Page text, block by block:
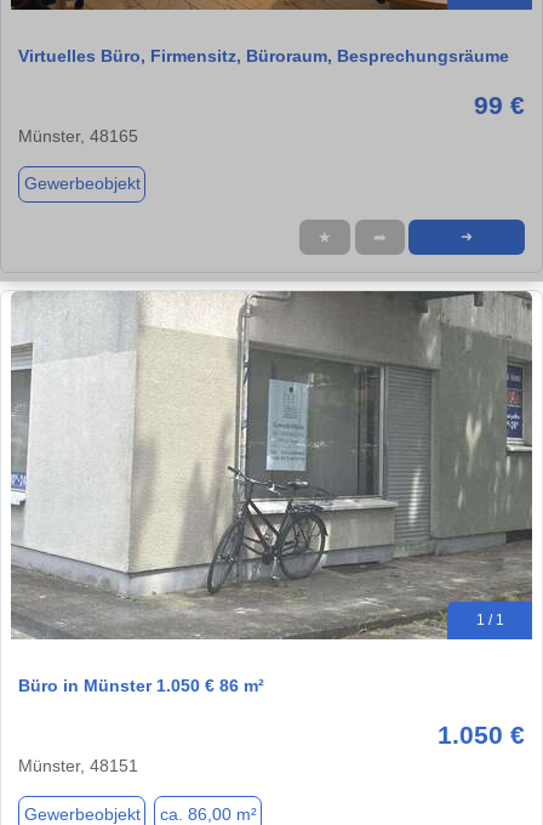
Virtuelles Büro, Firmensitz, Büroraum, Besprechungsräume
99 €
Münster, 48165
Gewerbeobjekt
★ ➦ ➜
1 / 1
Büro in Münster 1.050 € 86 m²
1.050 €
Münster, 48151
Gewerbeobjekt ca. 86,00 m²